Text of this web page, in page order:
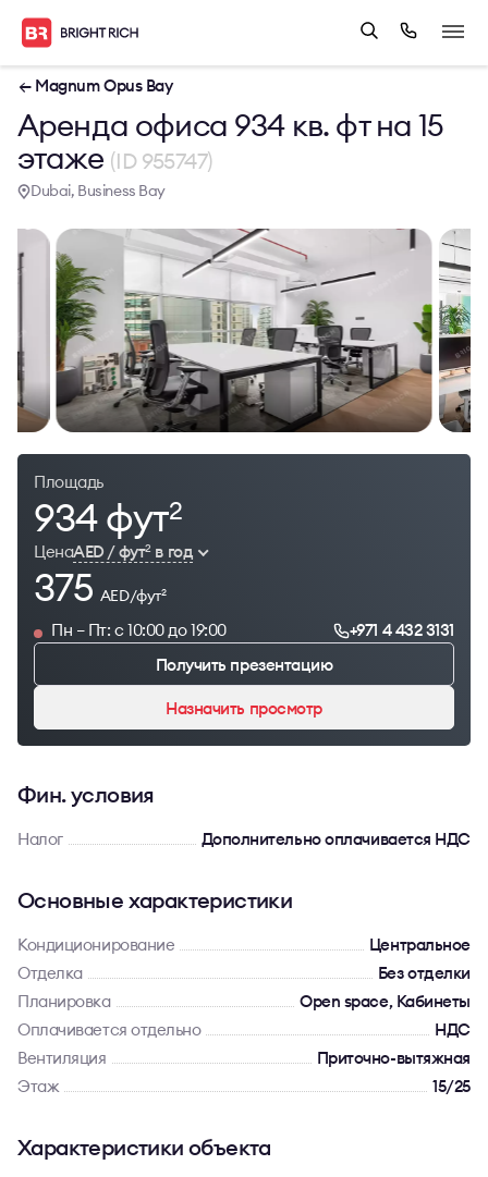
← Magnum Opus Bay
Аренда офиса 934 кв. фт на 15
этаже (ID 955747)
Dubai, Business Bay
Площадь
934 фут2
ЦенаAED / фут2в год
375 AED/фут2
Пн – Пт: с 10:00 до 19:00
+971 4 432 3131
Получить презентацию
Назначить просмотр
Фин. условия
Налог Дополнительно оплачивается НДС
Основные характеристики
Кондиционирование
Центральное
Отделка
Без отделки
Планировка
Open space, Кабинеты
Оплачивается отдельно
НДС
Вентиляция
Приточно-вытяжная
Этаж
15/25
Характеристики объекта